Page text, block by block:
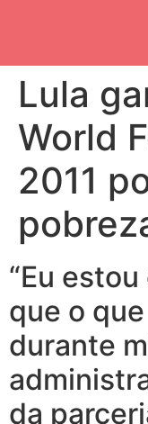
Lula
World
2011
“Eu
que o
durante
da